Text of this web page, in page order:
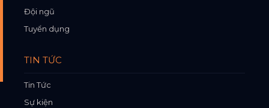
Đội ngũ
Tuyển dụng
TIN TỨC
Tin Tức
Sự kiện